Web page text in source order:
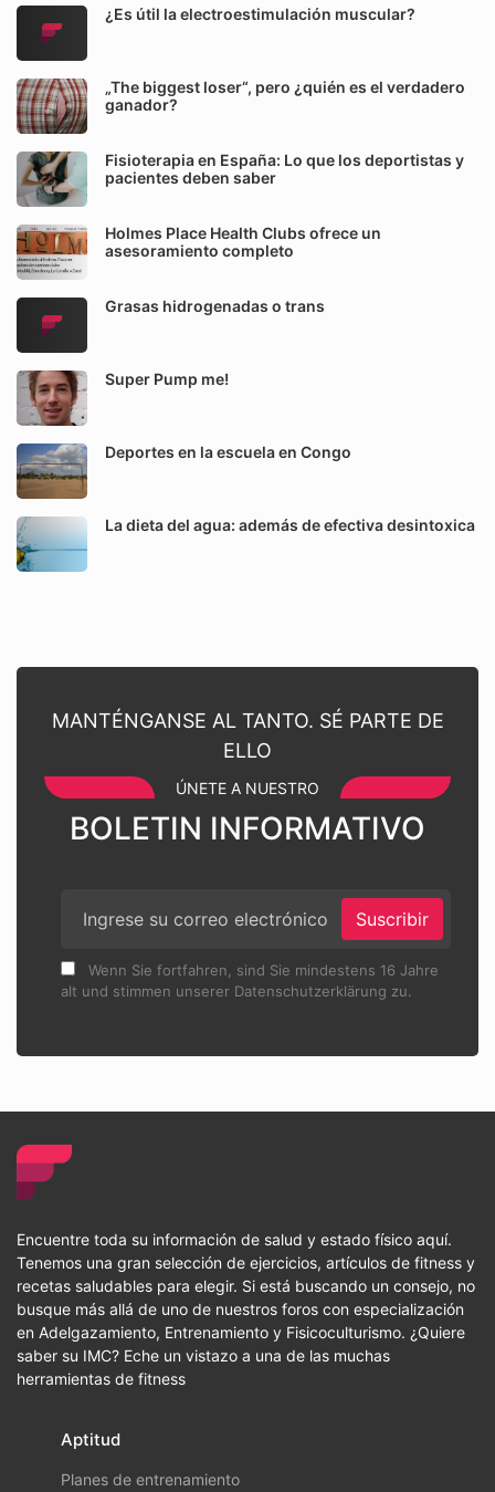
¿Es útil la electroestimulación muscular?
„The biggest loser“, pero ¿quién es el verdadero
ganador?
Fisioterapia en España: Lo que los deportistas y
pacientes deben saber
Holmes Place Health Clubs ofrece un
asesoramiento completo
Grasas hidrogenadas o trans
Super Pump me!
Deportes en la escuela en Congo
La dieta del agua: además de efectiva desintoxica
MANTÉNGANSE AL TANTO. SÉ PARTE DE
ELLO
ÚNETE A NUESTRO
BOLETIN INFORMATIVO
Suscribir
Wenn Sie fortfahren, sind Sie mindestens 16 Jahre
alt und stimmen unserer Datenschutzerklärung zu.
Encuentre toda su información de salud y estado físico aquí.
Tenemos una gran selección de ejercicios, artículos de fitness y
recetas saludables para elegir. Si está buscando un consejo, no
busque más allá de uno de nuestros foros con especialización
en Adelgazamiento, Entrenamiento y Fisicoculturismo. ¿Quiere
saber su IMC? Eche un vistazo a una de las muchas
herramientas de fitness
Aptitud
Planes de entrenamiento